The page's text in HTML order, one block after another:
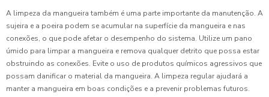
A limpeza da mangueira também é uma parte importante da manutenção. A
sujeira e a poeira podem se acumular na superfície da mangueira e nas
conexões, o que pode afetar o desempenho do sistema. Utilize um pano
úmido para limpar a mangueira e remova qualquer detrito que possa estar
obstruindo as conexões. Evite o uso de produtos químicos agressivos que
possam danificar o material da mangueira. A limpeza regular ajudará a
manter a mangueira em boas condições e a prevenir problemas futuros.